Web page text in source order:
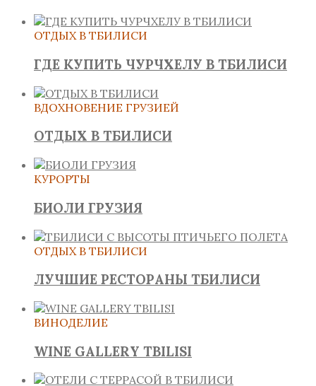
ОТДЫХ В ТБИЛИСИ
ГДЕ КУПИТЬ ЧУРЧХЕЛУ В ТБИЛИСИ
ВДОХНОВЕНИЕ ГРУЗИЕЙ
ОТДЫХ В ТБИЛИСИ
КУРОРТЫ
БИОЛИ ГРУЗИЯ
ОТДЫХ В ТБИЛИСИ
ЛУЧШИЕ РЕСТОРАНЫ ТБИЛИСИ
ВИНОДЕЛИЕ
WINE GALLERY TBILISI